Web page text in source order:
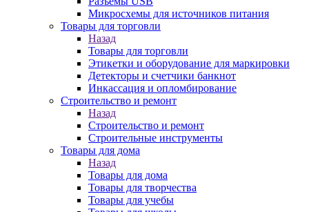
Микросхемы для источников питания
Товары для торговли
Назад
Товары для торговли
Этикетки и оборудование для маркировки
Детекторы и счетчики банкнот
Инкассация и опломбирование
Строительство и ремонт
Назад
Строительство и ремонт
Строительные инструменты
Товары для дома
Назад
Товары для дома
Товары для творчества
Товары для учебы